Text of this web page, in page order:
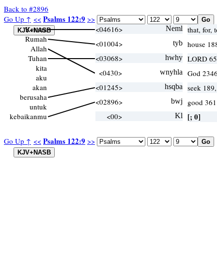
Back to #2896
Go Up ↑ << Psalms 122:9 >>
Go Up ↑ << Psalms 122:9 >>
Kerana
Rumah
Allah
Tuhan
kita
aku
akan
berusaha
untuk
kebaikanmu
<04616> Neml
that, for,
<01004>
tyb house
<03068>
hwhy LORD
<0430>
wnyhla
God
<01245>
hsqba
seek
<02896>
bwj
good
<00>
Kl [; 0]